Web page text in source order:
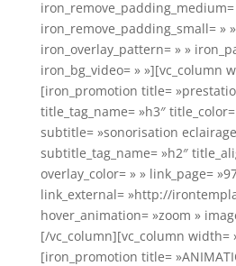
iron_remove_padding_medium=
iron_remove_padding_small= » »
iron_overlay_pattern= » »
iron_bg_video= » »][vc_column
[iron_promotion title=
title_tag_name= »h3″
subtitle= »sonorisation
subtitle_tag_name= »h2″
overlay_color= » » link_page=
link_external= »http://
hover_animation= »zoom »
[/vc_column][vc_column width=
[iron_promotion title=